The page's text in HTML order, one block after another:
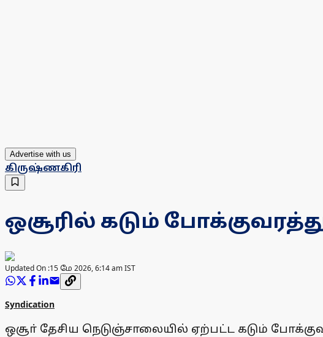
Advertise with us
கிருஷ்ணகிரி
ஒசூரில் கடும்
Updated On :15 மே 2026, 6:14 am IST
Syndication
ஒசூா் தேசிய நெடுஞ்சாலையில் ஏற்பட்ட கடும்